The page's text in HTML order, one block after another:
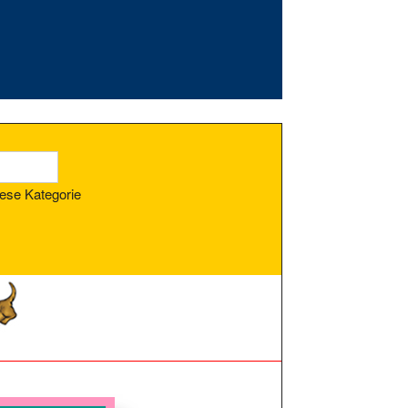
Kategorie